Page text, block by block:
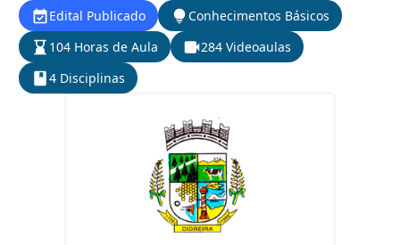
Edital Publicado
Conhecimentos Básicos
104 Horas de Aula
284 Videoaulas
4 Disciplinas